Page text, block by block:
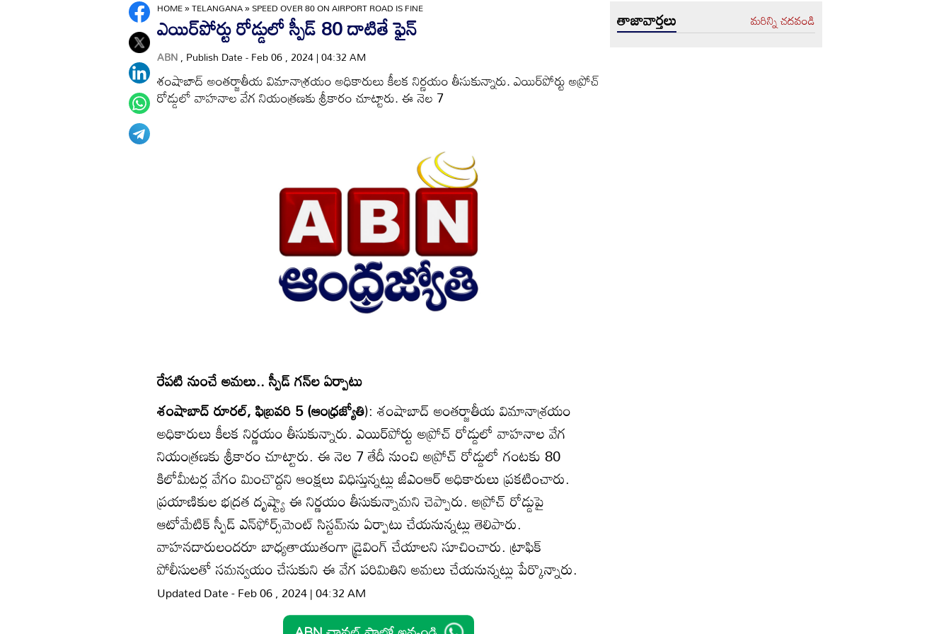
HOME»TELANGANA»SPEED ​​OVER 80 ON AIRPORT ROAD IS FINE
ఎయిర్‌పోర్టు రోడ్డులో స్పీడ్‌ 80 దాటితే ఫైన్‌
ABN, Publish Date - Feb 06 , 2024 | 04:32 AM
శంషాబాద్‌ అంతర్జాతీయ విమానాశ్రయం అధికారులు కీలక నిర్ణయం తీసుకున్నారు. ఎయిర్‌పోర్టు అప్రోచ్‌
రోడ్డులో వాహనాల వేగ నియంత్రణకు శ్రీకారం చూట్టారు. ఈ నెల 7
రేపటి నుంచే అమలు.. స్పీడ్‌ గన్‌ల ఏర్పాటు
శంషాబాద్‌ రూరల్‌, ఫిబ్రవరి 5 (ఆంధ్రజ్యోతి): శంషాబాద్‌ అంతర్జాతీయ విమానాశ్రయం
అధికారులు కీలక నిర్ణయం తీసుకున్నారు. ఎయిర్‌పోర్టు అప్రోచ్‌ రోడ్డులో వాహనాల వేగ
నియంత్రణకు శ్రీకారం చూట్టారు. ఈ నెల 7 తేదీ నుంచి అప్రోచ్‌ రోడ్డులో గంటకు 80
కిలోమీటర్ల వేగం మించొద్దని ఆంక్షలు విధిస్తున్నట్లు జీఎంఆర్‌ అధికారులు ప్రకటించారు.
ప్రయాణికుల భద్రత దృష్ట్యా ఈ నిర్ణయం తీసుకున్నామని చెప్పారు. అప్రోచ్‌ రోడ్డుపై
ఆటోమేటిక్‌ స్పీడ్‌ ఎన్‌ఫోర్స్‌మెంట్‌ సిస్టమ్‌ను ఏర్పాటు చేయనున్నట్లు తెలిపారు.
వాహనదారులందరూ బాధ్యతాయుతంగా డ్రైవింగ్‌ చేయాలని సూచించారు. ట్రాఫిక్‌
పోలీసులతో సమన్వయం చేసుకుని ఈ వేగ పరిమితిని అమలు చేయనున్నట్లు పేర్కొన్నారు.
Updated Date - Feb 06 , 2024 | 04:32 AM
తాజావార్తలు మరిన్ని చదవండి